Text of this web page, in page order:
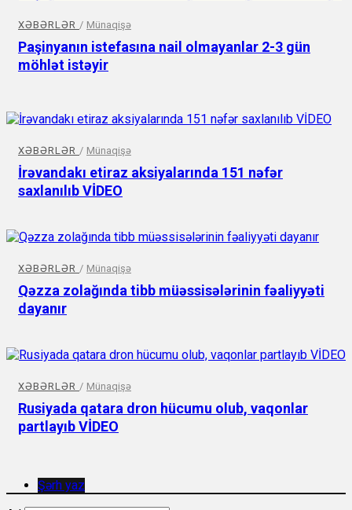
XƏBƏRLƏR / Münaqişə
Paşinyanın istefasına nail olmayanlar 2-3 gün
möhlət istəyir
XƏBƏRLƏR / Münaqişə
İrəvandakı etiraz aksiyalarında 151 nəfər
saxlanılıb VİDEO
XƏBƏRLƏR / Münaqişə
Qəzza zolağında tibb müəssisələrinin fəaliyyəti
dayanır
XƏBƏRLƏR / Münaqişə
Rusiyada qatara dron hücumu olub, vaqonlar
partlayıb VİDEO
Şərh yaz